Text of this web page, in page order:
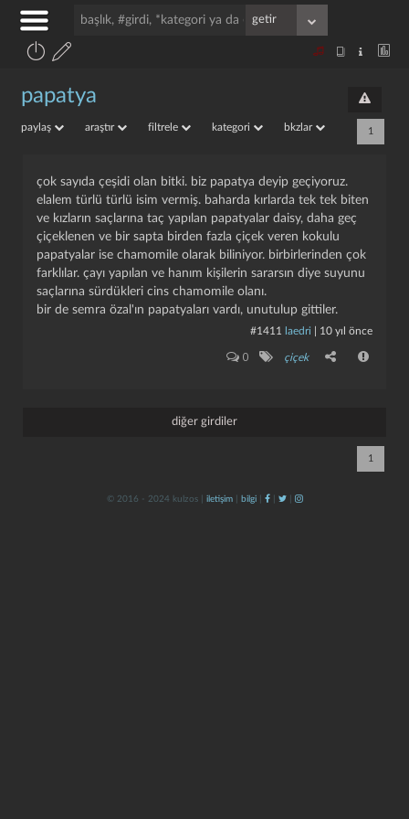
papatya
paylaş araştır filtrele kategori bkzlar 1
çok sayıda çeşidi olan bitki. biz papatya deyip geçiyoruz.
elalem türlü türlü isim vermiş. baharda kırlarda tek tek biten
ve kızların saçlarına taç yapılan papatyalar daisy, daha geç
çiçeklenen ve bir sapta birden fazla çiçek veren kokulu
papatyalar ise chamomile olarak biliniyor. birbirlerinden çok
farklılar. çayı yapılan ve hanım kişilerin sararsın diye suyunu
saçlarına sürdükleri cins chamomile olanı.
bir de semra özal'ın papatyaları vardı, unutulup gittiler.
#1411 laedri 10 yıl önce
0 çiçek
diğer girdiler
1
© 2016 - 2024 kulzos | iletişim| bilgi| | |